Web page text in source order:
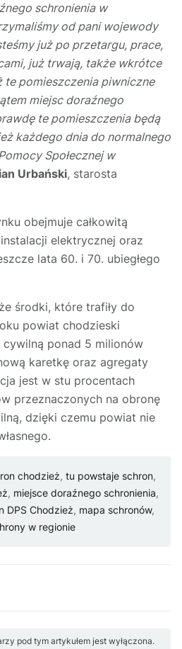
schronienia w
od pani wojewody
już po przetargu, prace,
już trwają, także wkrótce
te pomieszczenia piwniczne
miejsc doraźnego
te pomieszczenia będą
każdego dnia do normalnego
Społecznej w
Urbański, starosta
obejmuje całkowitą
elektrycznej oraz
lata 60. i 70. ubiegłego
środki, które trafiły do
powiat chodzieski
cywilną ponad 5 milionów
karetkę oraz agregaty
jest w stu procentach
przeznaczonych na obronę
dzięki czemu powiat nie
chodzież, tu powstaje schron,
, miejsce doraźnego schronienia,
DPS Chodzież, mapa schronów,
w regionie
pod tym artykułem jest wyłączona.